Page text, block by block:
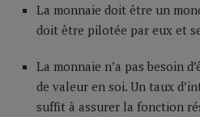
La monnaie doit être un
doit être pilotée par eux et
La monnaie n’a pas besoin
de valeur en soi. Un taux
suffit à assurer la fonction